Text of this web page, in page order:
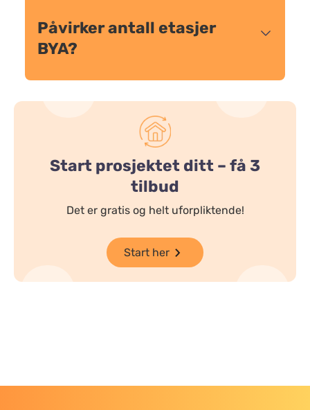
Påvirker antall etasjer
BYA?
Start prosjektet ditt – få 3
tilbud
Det er gratis og helt uforpliktende!
Start her